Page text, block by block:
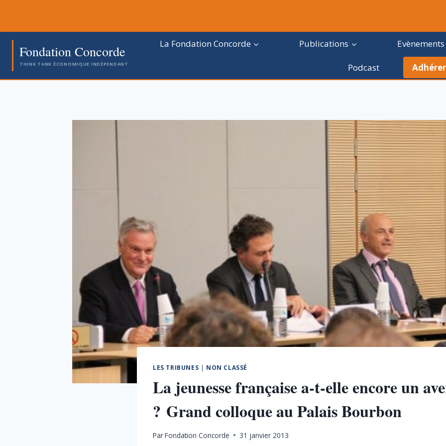
contenu
Fondation Concorde
THINK TANK ÉCONOMIQUE INDÉPENDANT
La Fondation Concorde Publications Evènements
Podcast Adhérer
LES TRIBUNES | NON CLASSÉ
La jeunesse française a-t-elle encore un
? Grand colloque au Palais Bourbon
ParFondation Concorde 31 janvier 2013